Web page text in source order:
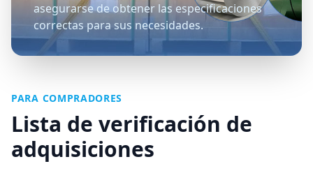
asegurarse de obtener las especificaciones
correctas para sus necesidades.
PARA COMPRADORES
Lista de verificación de
adquisiciones